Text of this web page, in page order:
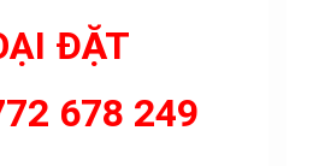
ĐẶT
678 249